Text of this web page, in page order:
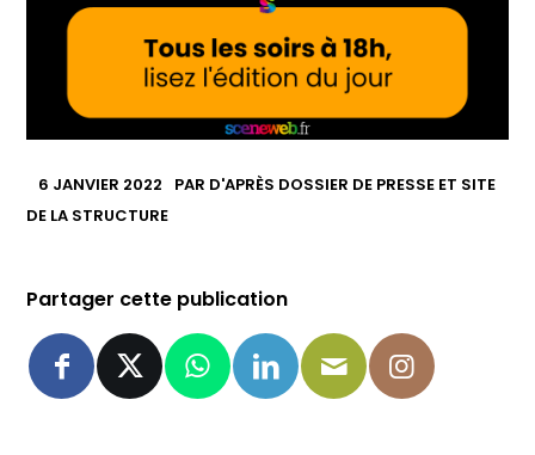
6 JANVIER 2022 PAR D'APRÈS DOSSIER DE PRESSE ET SITE
DE LA STRUCTURE
Partager cette publication